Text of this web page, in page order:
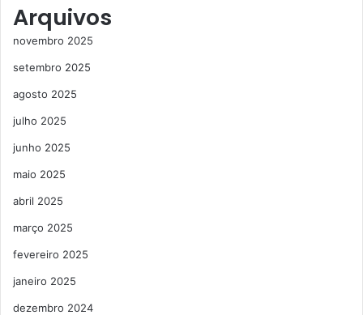
Arquivos
novembro 2025
setembro 2025
agosto 2025
julho 2025
junho 2025
maio 2025
abril 2025
março 2025
fevereiro 2025
janeiro 2025
dezembro 2024